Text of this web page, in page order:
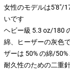
女性のモデルは5'8"/
いです
ヘビー級 5.3 oz/180
綿、ヒーザーの灰色
ザーは 50% の綿/
耐久性のための二重